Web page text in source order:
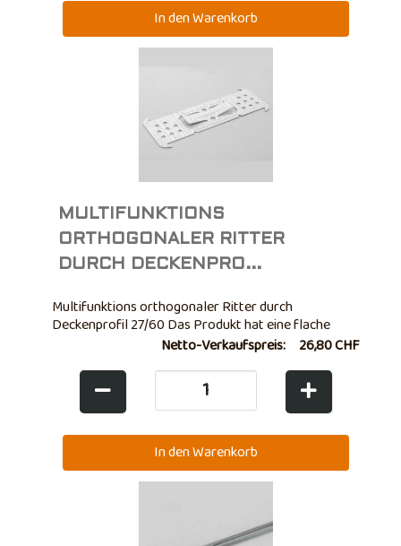
MULTIFUNKTIONS
ORTHOGONALER RITTER
DURCH DECKENPRO...
Multifunktions orthogonaler Ritter durch
Deckenprofil 27/60 Das Produkt hat eine flache
Form und muss vorgeformt werden Zeitpunkt der
Standardprodukt und ist daher einfacher zu
handhaben Baustelle. Nach der Installation
garantiert das Produkt eine ...
Netto-Verkaufspreis: 26,80 CHF